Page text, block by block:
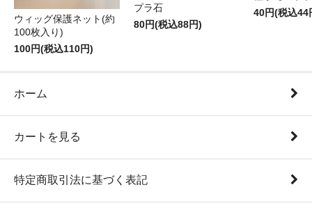
ウィッグ保護ネット(約
100枚入り)
100円(税込110円)
プラ石
80円(税込88円)
40円(税込44
ホーム
カートを見る
特定商取引法に基づく表記